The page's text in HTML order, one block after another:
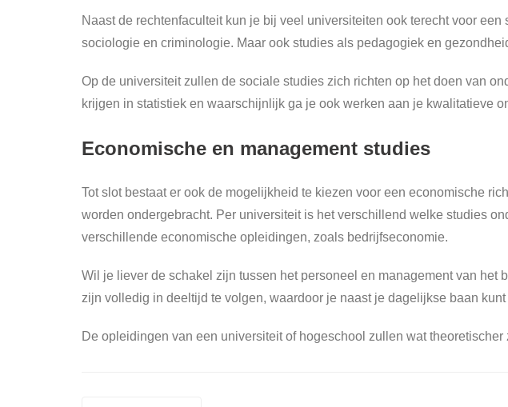
Naast de rechtenfaculteit kun je bij veel universiteiten ook terecht voor
sociologie en criminologie. Maar ook studies als pedagogiek en
Op de universiteit zullen de sociale studies zich richten op het doen van
krijgen in statistiek en waarschijnlijk ga je ook werken aan je kwalitatieve
Economische en management studies
Tot slot bestaat er ook de mogelijkheid te kiezen voor een economische
worden ondergebracht. Per universiteit is het verschillend welke studies
verschillende economische opleidingen, zoals bedrijfseconomie.
Wil je liever de schakel zijn tussen het personeel en management van het
zijn volledig in deeltijd te volgen, waardoor je naast je dagelijkse baan
De opleidingen van een universiteit of hogeschool zullen wat